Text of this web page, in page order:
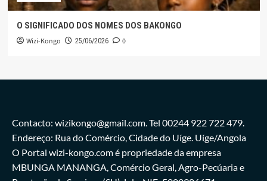
O SIGNIFICADO DOS NOMES DOS BAKONGO
Wizi-Kongo 25/06/2026 0
Contacto: wizikongo@gmail.com. Tel 00244 922 722 479.
Endereço: Rua do Comércio, Cidade do Uíge. Uíge/Angola
O Portal wizi-kongo.com é propriedade da empresa
MBUNGA MANANGA, Comércio Geral, Agro-Pecúaria e